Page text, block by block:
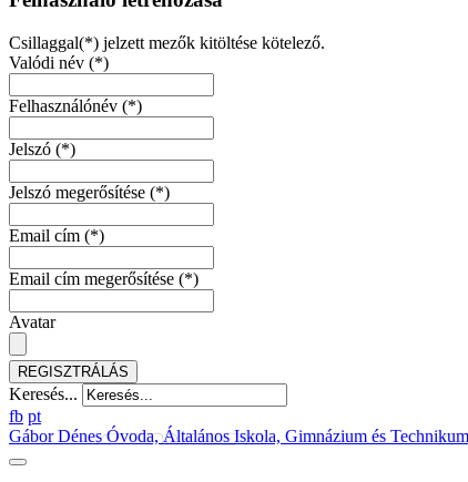
Csillaggal(*) jelzett mezők kitöltése kötelező.
Valódi név (*)
Felhasználónév (*)
Jelszó (*)
Jelszó megerősítése (*)
Email cím (*)
Email cím megerősítése (*)
Avatar
REGISZTRÁLÁS
Keresés...
fb pt
Gábor Dénes Óvoda, Általános Iskola, Gimnázium és Technikum